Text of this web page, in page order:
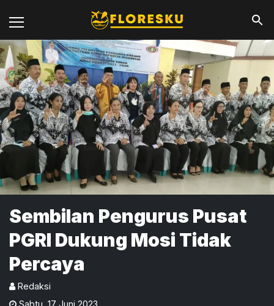
Sembilan Pengurus Pusat
PGRI Dukung Mosi Tidak
Percaya
Redaksi